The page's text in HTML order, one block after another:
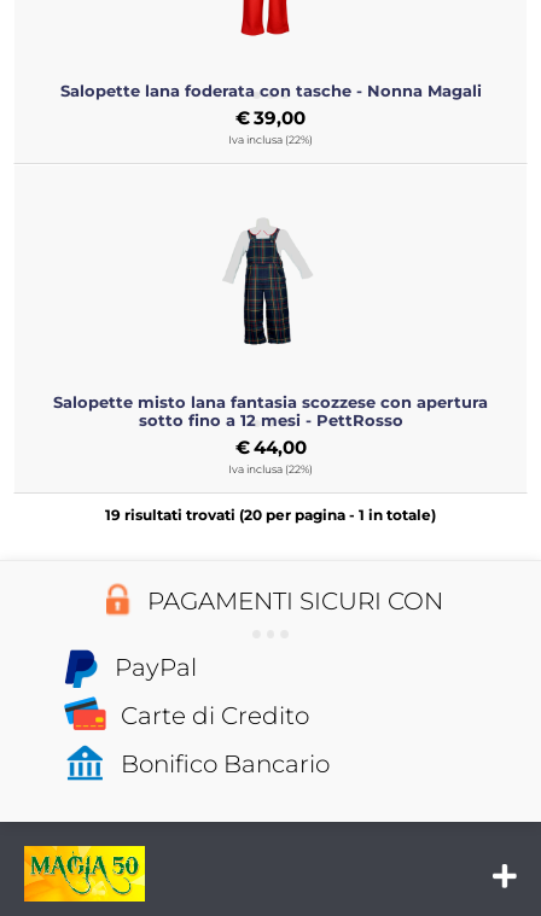
Salopette lana foderata con tasche - Nonna Magali
€39,00
Iva inclusa (22%)
Salopette misto lana fantasia scozzese con apertura
sotto fino a 12 mesi - PettRosso
€44,00
Iva inclusa (22%)
19 risultati trovati (20 per pagina - 1 in totale)
PAGAMENTI SICURI CON
PayPal
Carte di Credito
Bonifico Bancario